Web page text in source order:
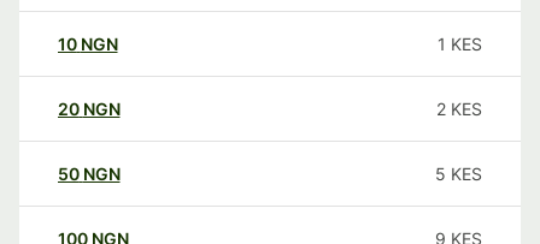
10 NGN 1 KES
20 NGN 2 KES
50 NGN 5 KES
100 NGN 9 KES